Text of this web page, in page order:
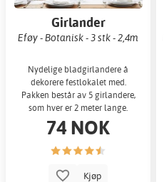
Girlander
Eføy - Botanisk - 3 stk - 2,4m
Nydelige bladgirlandere å
dekorere festlokalet med.
Pakken består av 5 girlandere,
som hver er 2 meter lange.
74 NOK
Kjøp